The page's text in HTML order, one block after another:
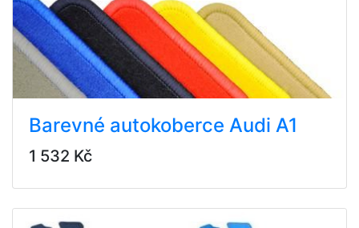
Barevné autokoberce Audi A1
1 532 Kč